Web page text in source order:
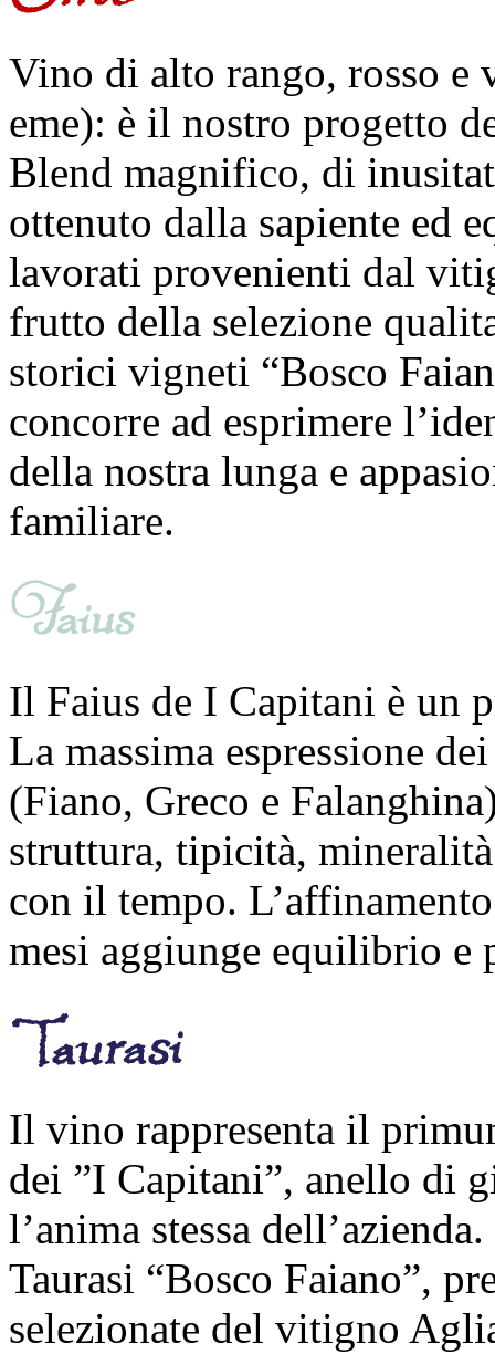
Vino di alto rango, rosso e
eme): è il nostro progetto
Blend magnifico, di
ottenuto dalla sapiente ed
lavorati provenienti dal
frutto della selezione
storici vigneti “Bosco
concorre ad esprimere
della nostra lunga e
familiare.
Il Faius de I Capitani è un
La massima espressione
(Fiano, Greco e
struttura, tipicità,
con il tempo.
mesi aggiunge equilibrio e
Il vino rappresenta il
dei ”I Capitani”, anello di
l’anima stessa
Taurasi “Bosco Faiano”,
selezionate del vitigno